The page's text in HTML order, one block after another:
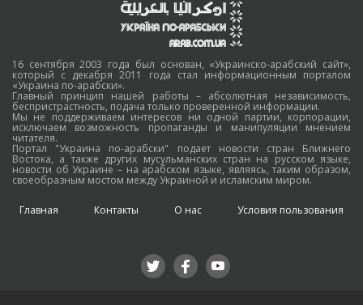
16 сентября 2003 года был основан, «Украинско-арабский сайт»,
который с декабря 2011 года стал информационным порталом
«Украина по-арабски».
Главный принцип нашей работы – абсолютная независимость,
беспристрастность, подача только проверенной информации.
Мы не поддерживаем интересов ни одной партии, корпорации,
исключаем возможность пропаганды и манипуляции мнением
читателя.
Портал "Украина по-арабски" подает новости стран Ближнего
Востока, а также других мусульманских стран на русском языке,
новости об Украине – на арабском языке, являясь, таким образом,
своеобразным мостом между Украиной и исламским миром.
Главная Контакты О нас Условия пользования